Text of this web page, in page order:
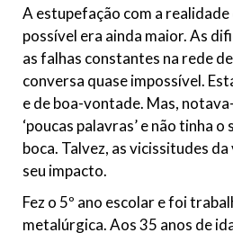
A estupefação com a
possível era ainda maior. As
as falhas constantes na rede
conversa quase impossível.
e de boa-vontade. Mas,
‘poucas palavras’ e não tinha
boca. Talvez, as vicissitudes
seu impacto.
Fez o 5º ano escolar e foi
metalúrgica. Aos 35 anos de